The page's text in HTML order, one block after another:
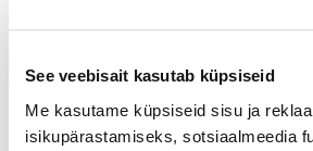
See veebisait kasutab küpsiseid
Me kasutame küpsiseid sisu ja
isikupärastamiseks, sotsiaalmeedia
Omavastutus